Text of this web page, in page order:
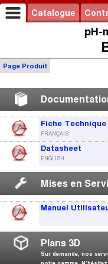
Catalogue
pH-
Page Produit
Fiche Technique
FRANÇAIS
Datasheet
ENGLISH
Mises en
Manuel
Plans 3D
Sur demande, nos